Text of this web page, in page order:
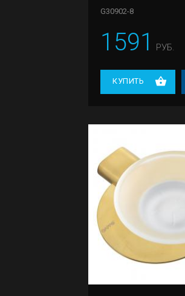
G30902-8
1591 РУБ.
КУПИТЬ